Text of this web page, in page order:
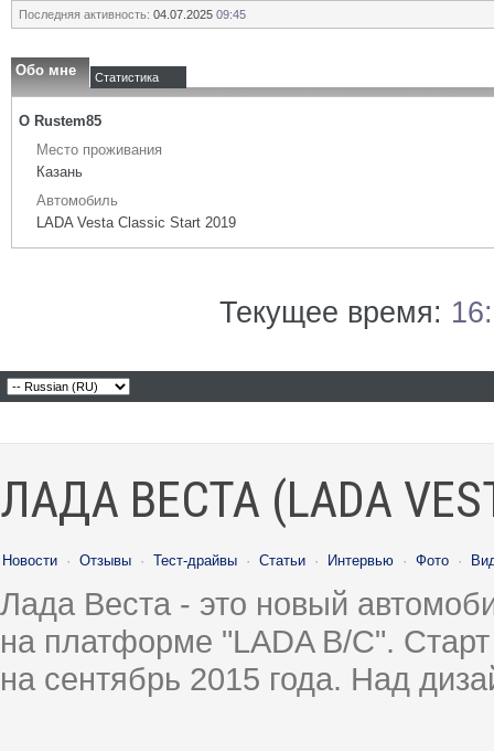
Последняя активность: 04.07.2025 09:45
Обо мне Статистика
О Rustem85
Место проживания
Казань
Автомобиль
LADA Vesta Classic Start 2019
Текущее время:
ЛАДА ВЕСТА (LADA
Новости · Отзывы · Тест-драйвы · Статьи · Интервью · Фото ·
Лада Веста - это новый
на платформе "LADA B/C".
на сентябрь 2015 года. Над